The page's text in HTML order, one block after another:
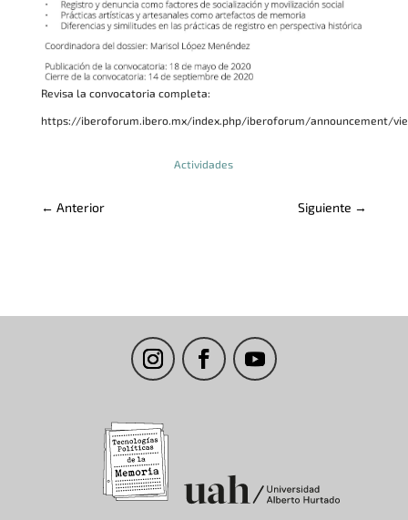
Revisa la convocatoria completa:
https://iberoforum.ibero.mx/index.php/iberoforum/announcement/
Actividades
← Anterior Siguiente →